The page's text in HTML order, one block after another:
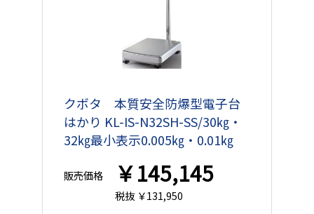
クボタ 本質安全防爆型電子台
はかり KL-IS-N32SH-SS/30㎏・
32㎏最小表示0.005㎏・0.01㎏
販売価格 ￥145,145
税抜 ￥131,950